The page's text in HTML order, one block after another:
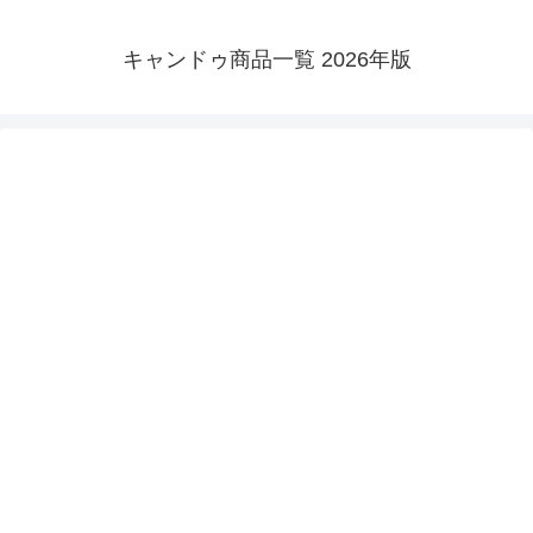
キャンドゥ商品一覧 2026年版